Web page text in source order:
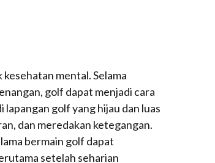
mental. Selama
golf dapat menjadi cara
golf yang hijau dan luas
dan meredakan ketegangan.
bermain golf dapat
setelah seharian